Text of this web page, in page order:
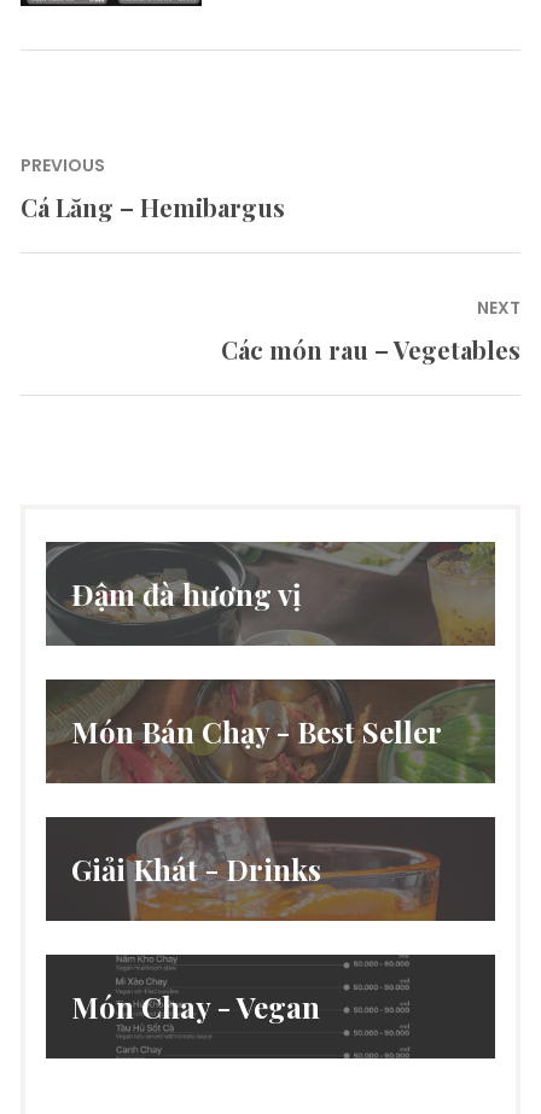
Post
navigation
PREVIOUS
Previous
Cá Lăng – Hemibargus
NEXT
Các món rau – Vegetables
Đậm đà hương vị
Món Bán Chạy - Best Seller
Giải Khát - Drinks
Món Chay - Vegan